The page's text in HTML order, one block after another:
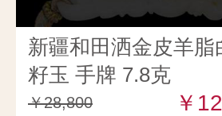
新疆和田洒金皮羊脂
籽玉 手牌 7.8克
￥28,800 ￥